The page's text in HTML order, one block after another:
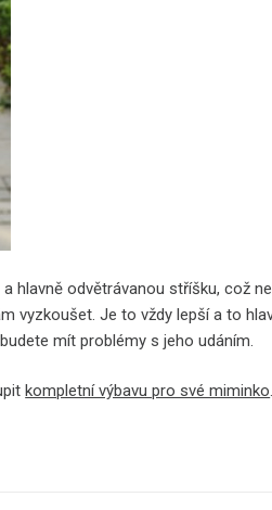
hlavně odvětrávanou stříšku, což
vyzkoušet. Je to vždy lepší a to
mít problémy s jeho udáním.
kompletní výbavu pro své miminko